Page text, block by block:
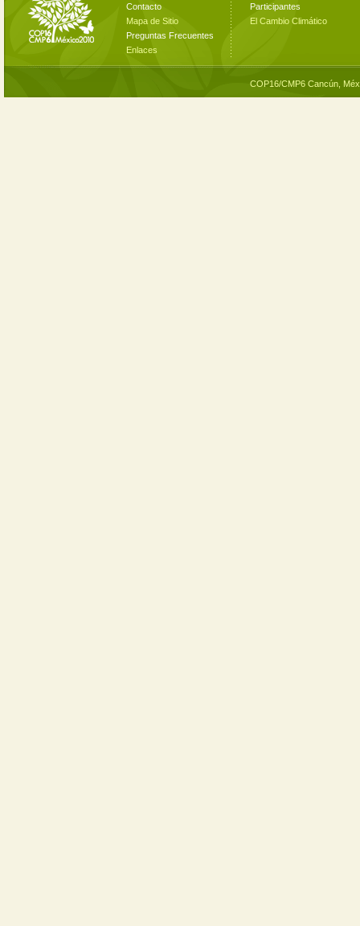
Contacto
Mapa de Sitio
Preguntas Frecuentes
Enlaces
Participantes
El Cambio Climático
COP16/CMP6 Cancún,